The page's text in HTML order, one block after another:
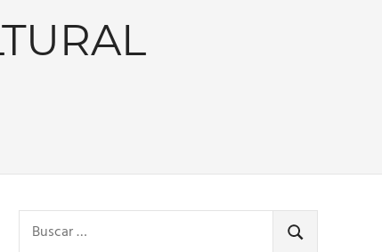
BUSCAR